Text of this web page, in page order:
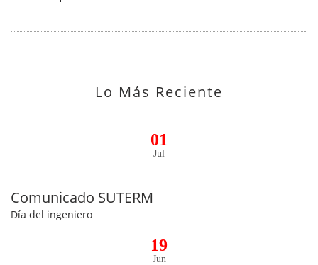
Lo Más Reciente
01
Jul
Comunicado SUTERM
Día del ingeniero
19
Jun